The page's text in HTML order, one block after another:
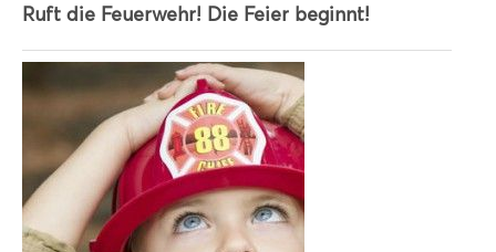
Ruft die Feuerwehr! Die Feier beginnt!